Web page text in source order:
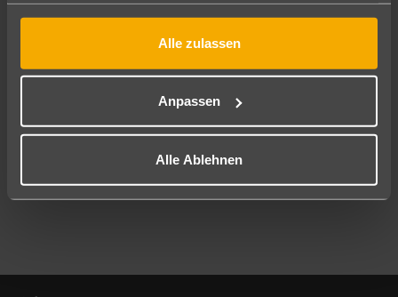
gesammelt haben.
Alle zulassen
Anpassen
Alle Ablehnen
10.08.26–08.08.27 7-21 Nächte
Mehr Filter anzeigen